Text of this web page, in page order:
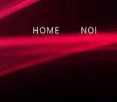
HOME NOI